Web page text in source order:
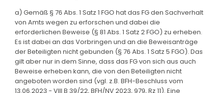
a) Gemäß § 76 Abs. 1 Satz 1 FGO hat das FG den Sachverhalt
von Amts wegen zu erforschen und dabei die
erforderlichen Beweise (§ 81 Abs. 1 Satz 2 FGO) zu erheben.
Es ist dabei an das Vorbringen und an die Beweisanträge
der Beteiligten nicht gebunden (§ 76 Abs. 1 Satz 5 FGO). Das
gilt aber nur in dem Sinne, dass das FG von sich aus auch
Beweise erheben kann, die von den Beteiligten nicht
angeboten worden sind (vgl. z.B. BFH-Beschluss vom
13.06.2023 - VIII B 39/22, BFH/NV 2023, 979, Rz 11). Eine